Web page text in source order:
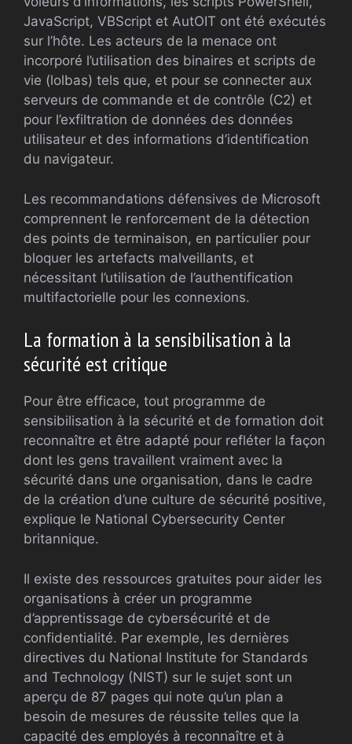
JavaScript, VBScript et AutOIT ont été exécutés
sur l’hôte. Les acteurs de la menace ont
incorporé l’utilisation des binaires et scripts de
vie (lolbas) tels que, et pour se connecter aux
serveurs de commande et de contrôle (C2) et
pour l’exfiltration de données des données
utilisateur et des informations d’identification
du navigateur.
Les recommandations défensives de Microsoft
comprennent le renforcement de la détection
des points de terminaison, en particulier pour
bloquer les artefacts malveillants, et
nécessitant l’utilisation de l’authentification
multifactorielle pour les connexions.
La formation à la sensibilisation à la
sécurité est critique
Pour être efficace, tout programme de
sensibilisation à la sécurité et de formation doit
reconnaître et être adapté pour refléter la façon
dont les gens travaillent vraiment avec la
sécurité dans une organisation, dans le cadre
de la création d’une culture de sécurité positive,
explique le National Cybersecurity Center
britannique.
Il existe des ressources gratuites pour aider les
organisations à créer un programme
d’apprentissage de cybersécurité et de
confidentialité. Par exemple, les dernières
directives du National Institute for Standards
and Technology (NIST) sur le sujet sont un
aperçu de 87 pages qui note qu’un plan a
besoin de mesures de réussite telles que la
capacité des employés à reconnaître et à